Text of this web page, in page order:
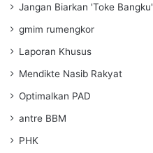
Jangan Biarkan 'Toke Bangku'
gmim rumengkor
Laporan Khusus
Mendikte Nasib Rakyat
Optimalkan PAD
antre BBM
PHK